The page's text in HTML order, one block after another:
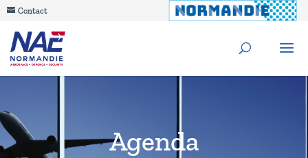
Contact
Agenda